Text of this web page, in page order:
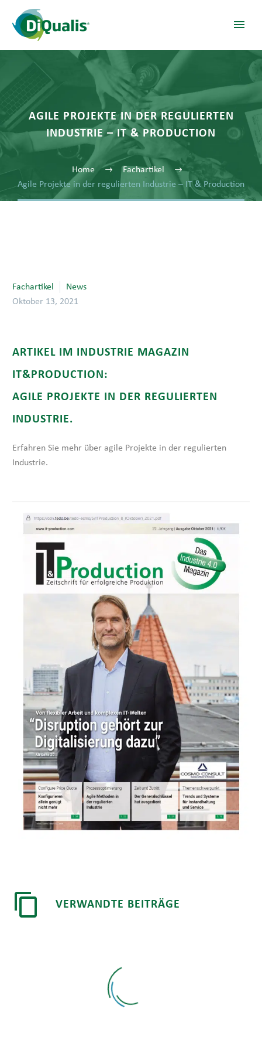
AGILE PROJEKTE IN DER REGULIERTEN
INDUSTRIE – IT & PRODUCTION
Home
Fachartikel
Agile Projekte in der regulierten Industrie – IT & Production
Fachartikel
News
Oktober 13, 2021
ARTIKEL IM INDUSTRIE MAGAZIN
IT&PRODUCTION:
AGILE PROJEKTE IN DER REGULIERTEN
INDUSTRIE.
Erfahren Sie mehr über agile Projekte in der regulierten
Industrie.
VERWANDTE BEITRÄGE